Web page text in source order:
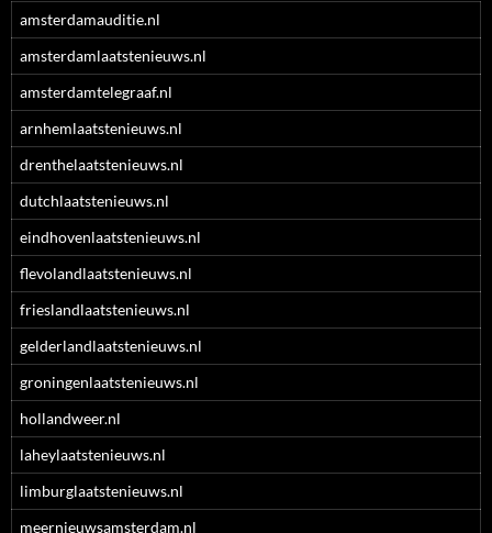
amsterdamauditie.nl
amsterdamlaatstenieuws.nl
amsterdamtelegraaf.nl
arnhemlaatstenieuws.nl
drenthelaatstenieuws.nl
dutchlaatstenieuws.nl
eindhovenlaatstenieuws.nl
flevolandlaatstenieuws.nl
frieslandlaatstenieuws.nl
gelderlandlaatstenieuws.nl
groningenlaatstenieuws.nl
hollandweer.nl
laheylaatstenieuws.nl
limburglaatstenieuws.nl
meernieuwsamsterdam.nl